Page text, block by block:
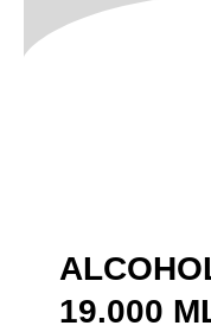
19.000